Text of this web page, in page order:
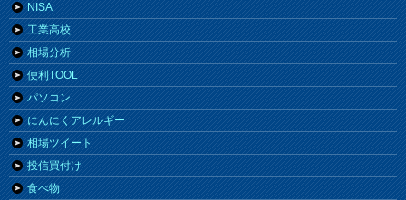
NISA
工業高校
相場分析
便利TOOL
パソコン
にんにくアレルギー
相場ツイート
投信買付け
食べ物